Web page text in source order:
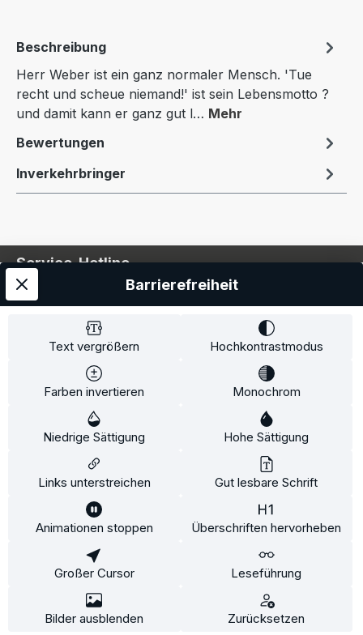
Beschreibung
Herr Weber ist ein ganz normaler Mensch. 'Tue
recht und scheue niemand!' ist sein Lebensmotto ?
und damit kann er ganz gut l… Mehr
Bewertungen
Inverkehrbringer
Service-Hotline
Service
Information
* Alle Preise inkl. gesetzl. Mehrwertsteuer zzgl.
und ggf. Nachnahmegebühren, wenn
Text vergrößern Hochkontrastmodus
Farben invertieren Monochrom
Niedrige Sättigung Hohe Sättigung
Links unterstreichen Gut lesbare Schrift
Animationen stoppen Überschriften hervorheben
Großer Cursor Leseführung
Bilder ausblenden Zurücksetzen
Barrierefreiheit
Diese Website verwendet Cookies, um eine bestmögliche
Erfahrung bieten zu können.
Mehr Informationen ...
Nur technisch notwendige
Alle Cookies akzeptieren